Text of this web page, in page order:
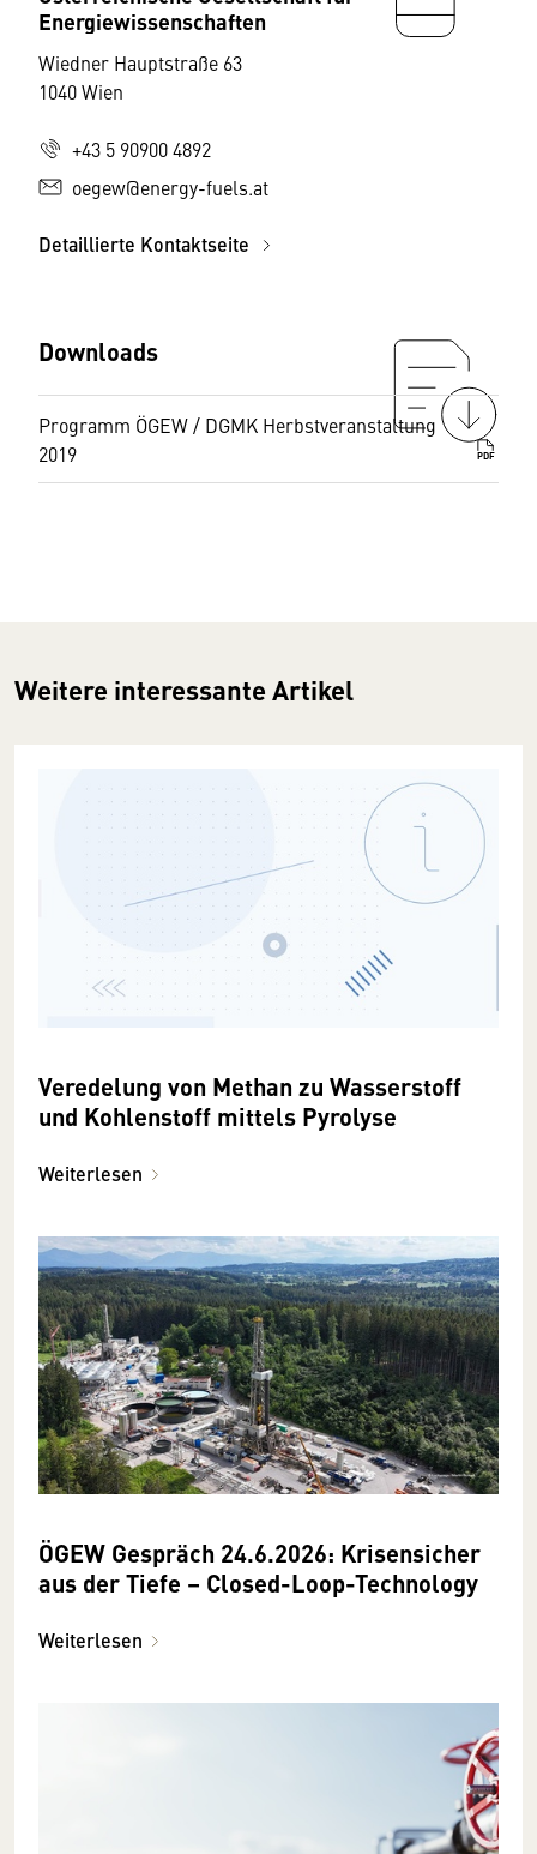
Energiewissenschaften
Wiedner Hauptstraße 63
1040 Wien
+43 5 90900 4892
oegew@energy-fuels.at
Detaillierte Kontaktseite
Downloads
Programm ÖGEW / DGMK Herbstveranstaltung
2019
PDF
Weitere interessante Artikel
Veredelung von Methan zu Wasserstoff
und Kohlenstoff mittels Pyrolyse
Weiterlesen
ÖGEW Gespräch 24.6.2026: Krisensicher
aus der Tiefe – Closed-Loop-Technology
Weiterlesen